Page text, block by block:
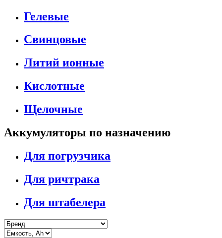
Гелевые
Свинцовые
Литий ионные
Кислотные
Щелочные
Аккумуляторы по назначению
Для погрузчика
Для ричтрака
Для штабелера